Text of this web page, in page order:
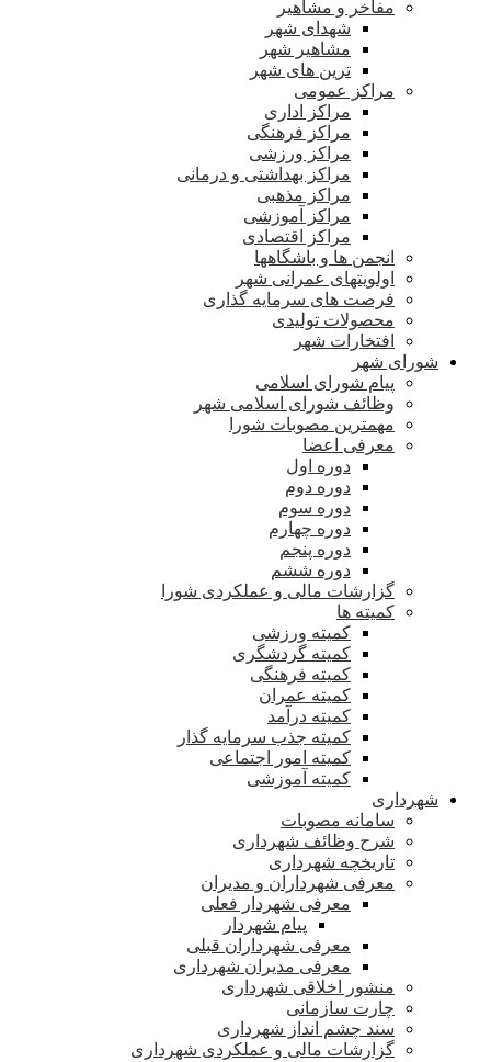
مفاخر و مشاهیر
شهدای شهر
مشاهیر شهر
ترین های شهر
مراکز عمومی
مراکز اداری
مراکز فرهنگی
مراکز ورزشی
مراکز بهداشتی و درمانی
مراکز مذهبی
مراکز آموزشی
مراکز اقتصادی
انجمن ها و باشگاهها
اولویتهای عمرانی شهر
فرصت های سرمایه گذاری
محصولات تولیدی
افتخارات شهر
شورای شهر
پیام شورای اسلامی
وظائف شورای اسلامی شهر
مهمترین مصوبات شورا
معرفی اعضا
دوره اول
دوره دوم
دوره سوم
دوره چهارم
دوره پنجم
دوره ششم
گزارشات مالی و عملکردی شورا
کمیته ها
کمیته ورزشی
کمیته گردشگری
کمیته فرهنگی
کمیته عمران
کمیته درآمد
کمیته جذب سرمایه گذار
کمیته امور اجتماعی
کمیته آموزشی
شهرداری
سامانه مصوبات
شرح وظائف شهرداری
تاریخچه شهرداری
معرفی شهرداران و مدیران
معرفی شهردار فعلی
پیام شهردار
معرفی شهرداران قبلی
معرفی مدیران شهرداری
منشور اخلاقی شهرداری
چارت سازمانی
سند چشم انداز شهرداری
گزارشات مالی و عملکردی شهرداری